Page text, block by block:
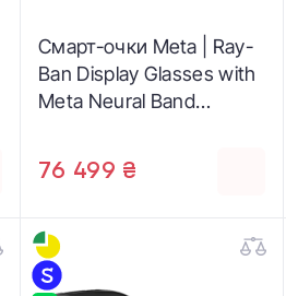
Смарт-очки Meta | Ray-
Ban Display Glasses with
Meta Neural Band
Grey Transitions Lenses
76 499 ₴